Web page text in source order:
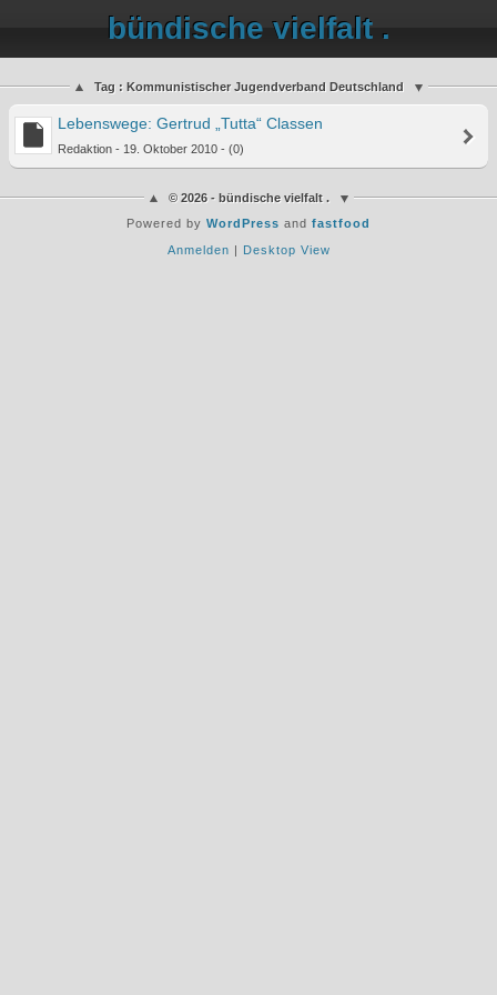
bündische vielfalt .
Tag : Kommunistischer Jugendverband Deutschland
Lebenswege: Gertrud „Tutta“ Classen
Redaktion - 19. Oktober 2010 - (0)
© 2026 - bündische vielfalt .
Powered by WordPress and fastfood
Anmelden | Desktop View